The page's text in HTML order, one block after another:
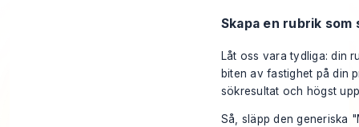
Skapa en rubrik
Låt oss vara tydliga: din
biten av fastighet på din
sökresultat och högst
Så, släpp den generiska